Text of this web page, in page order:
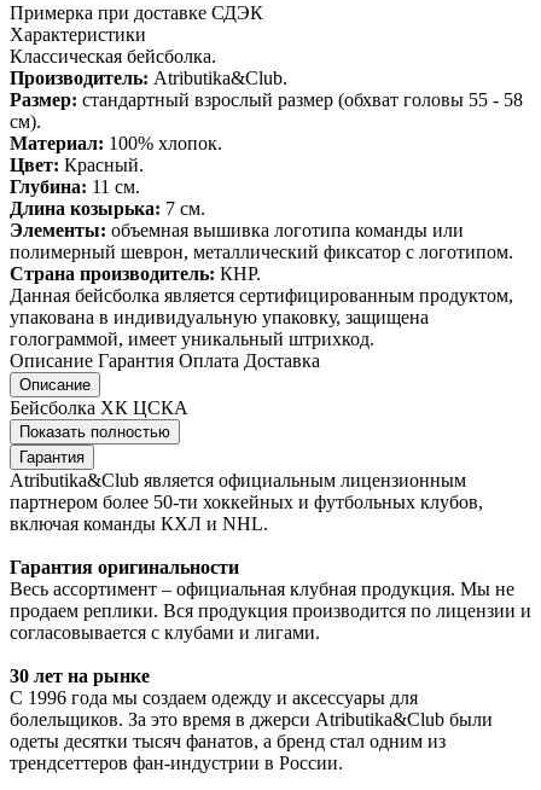
Примерка при доставке СДЭК
Характеристики
Классическая бейсболка.
Производитель: Atributika&Club.
Размер: стандартный взрослый размер (обхват головы 55 - 58
см).
Материал: 100% хлопок.
Цвет: Красный.
Глубина: 11 см.
Длина козырька: 7 см.
Элементы: объемная вышивка логотипа команды или
полимерный шеврон, металлический фиксатор с логотипом.
Страна производитель: КНР.
Данная бейсболка является сертифицированным продуктом,
упакована в индивидуальную упаковку, защищена
голограммой, имеет уникальный штрихкод.
Описание Гарантия Оплата Доставка
Описание
Бейсболка ХК ЦСКА
Показать полностью
Гарантия
Atributika&Club является официальным лицензионным
партнером более 50-ти хоккейных и футбольных клубов,
включая команды КХЛ и NHL.
Гарантия оригинальности
Весь ассортимент – официальная клубная продукция. Мы не
продаем реплики. Вся продукция производится по лицензии и
согласовывается с клубами и лигами.
30 лет на рынке
С 1996 года мы создаем одежду и аксессуары для
болельщиков. За это время в джерси Atributika&Club были
одеты десятки тысяч фанатов, а бренд стал одним из
трендсеттеров фан-индустрии в России.